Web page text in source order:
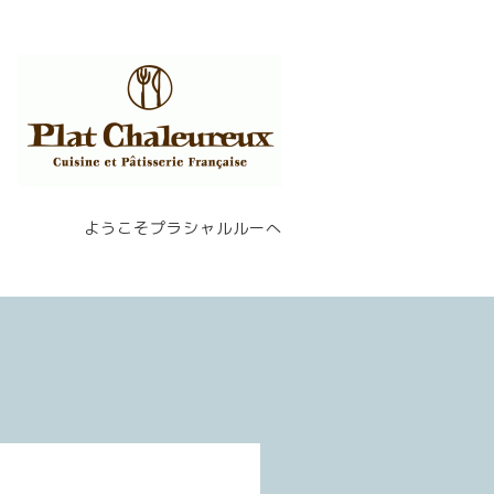
ようこそプラシャルルーへ